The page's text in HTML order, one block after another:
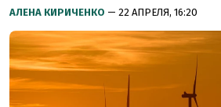
АЛЕНА КИРИЧЕНКО — 22 АПРЕЛЯ, 16:20